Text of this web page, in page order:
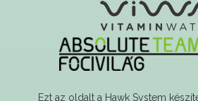
Ezt az oldalt a Hawk System